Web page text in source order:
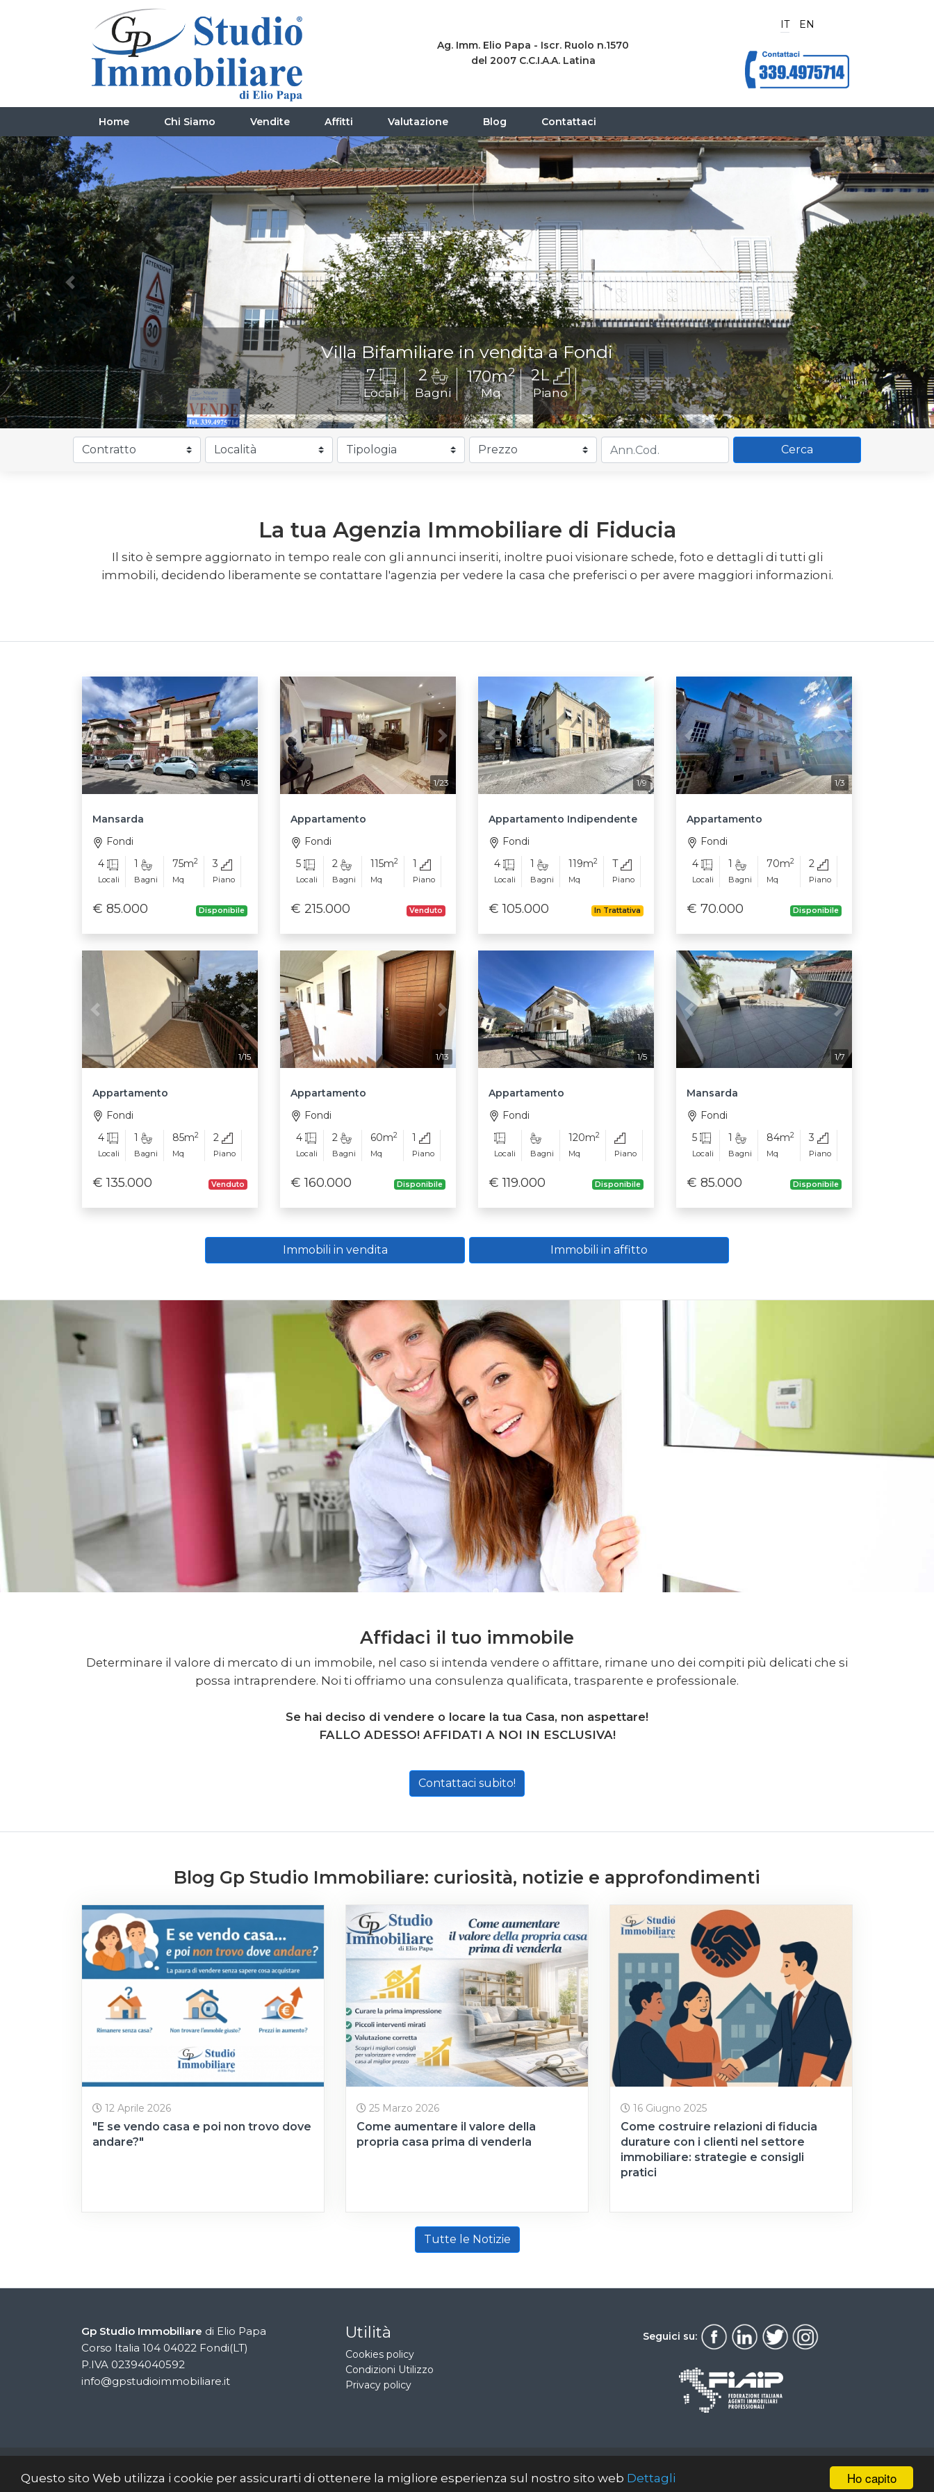
Ho capito
Questo sito Web utilizza i cookie per assicurarti di ottenere la migliore esperienza sul nostro sito web Dettagli
Ag. Imm. Elio Papa - Iscr. Ruolo n.1570
del 2007 C.C.I.A.A. Latina
IT EN
Home Chi Siamo Vendite Affitti Valutazione Blog Contattaci
Villa Bifamiliare in vendita a Fondi
7
Locali
2
Bagni
170m2
Mq
2L
Piano
Previous Next
Cerca
La tua Agenzia Immobiliare di Fiducia
Il sito è sempre aggiornato in tempo reale con gli annunci inseriti, inoltre puoi visionare schede, foto e dettagli di tutti gli
immobili, decidendo liberamente se contattare l'agenzia per vedere la casa che preferisci o per avere maggiori informazioni.
1/9
Previous Next
Mansarda
Fondi
4
Locali
1
Bagni
75m2
Mq
3
Piano
Disponibile
€ 85.000
1/23
Previous Next
Appartamento
Fondi
5
Locali
2
Bagni
115m2
Mq
1
Piano
Venduto
€ 215.000
1/9
Previous Next
Appartamento Indipendente
Fondi
4
Locali
1
Bagni
119m2
Mq
T
Piano
In Trattativa
€ 105.000
1/3
Previous Next
Appartamento
Fondi
4
Locali
1
Bagni
70m2
Mq
2
Piano
Disponibile
€ 70.000
1/15
Previous Next
Appartamento
Fondi
4
Locali
1
Bagni
85m2
Mq
2
Piano
Venduto
€ 135.000
1/13
Previous Next
Appartamento
Fondi
4
Locali
2
Bagni
60m2
Mq
1
Piano
Disponibile
€ 160.000
1/5
Previous Next
Appartamento
Fondi
Locali Bagni
120m2
Mq Piano
Disponibile
€ 119.000
1/7
Previous Next
Mansarda
Fondi
5
Locali
1
Bagni
84m2
Mq
3
Piano
Disponibile
€ 85.000
Immobili in vendita Immobili in affitto
Affidaci il tuo immobile
Determinare il valore di mercato di un immobile, nel caso si intenda vendere o affittare, rimane uno dei compiti più delicati che si
possa intraprendere. Noi ti offriamo una consulenza qualificata, trasparente e professionale.
Se hai deciso di vendere o locare la tua Casa, non aspettare!
FALLO ADESSO! AFFIDATI A NOI IN ESCLUSIVA!
Contattaci subito!
Blog Gp Studio Immobiliare: curiosità, notizie e approfondimenti
12 Aprile 2026
"E se vendo casa e poi non trovo dove
andare?"
25 Marzo 2026
Come aumentare il valore della
propria casa prima di venderla
16 Giugno 2025
Come costruire relazioni di fiducia
durature con i clienti nel settore
immobiliare: strategie e consigli
pratici
Tutte le Notizie
Gp Studio Immobiliare di Elio Papa
Corso Italia 104 04022 Fondi(LT)
P.IVA 02394040592
info@gpstudioimmobiliare.it
Utilità
Cookies policy
Condizioni Utilizzo
Privacy policy
Seguici su: